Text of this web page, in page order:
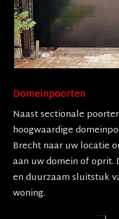
Domeinpoorten
Naast sectionale
hoogwaardige
Brecht naar uw locatie
aan uw domein of oprit.
en duurzaam sluitstuk
woning.